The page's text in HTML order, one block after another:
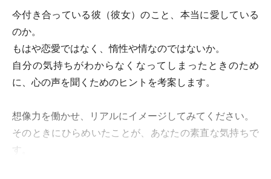
今付き合っている彼（彼女）のこと、本当に愛している
のか。
もはや恋愛ではなく、惰性や情なのではないか。
自分の気持ちがわからなくなってしまったときのため
に、心の声を聞くためのヒントを考案します。
想像力を働かせ、リアルにイメージしてみてください。
そのときにひらめいたことが、あなたの素直な気持ちで
す。